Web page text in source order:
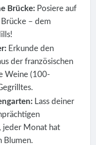
Brücke:Posiere auf
– dem
Erkunde den
der französischen
Weine (100-
Lass deiner
jeder Monat hat
Blumen.